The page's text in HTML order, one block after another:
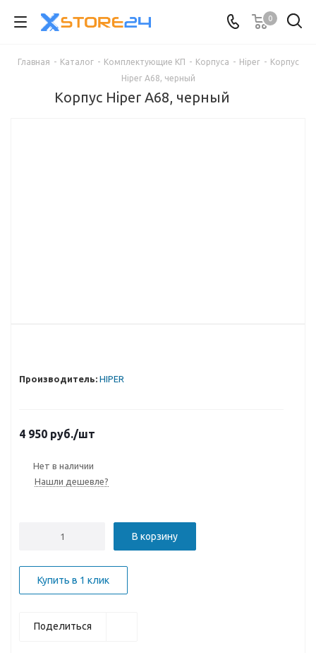
0
Главная - Каталог - Комплектующие КП - Корпуса - Hiper - Корпус
Hiper A68, черный
Корпус Hiper A68, черный
Производитель: HIPER
4 950 руб./шт
Нет в наличии
Нашли дешевле?
В корзину
Купить в 1 клик
Поделиться